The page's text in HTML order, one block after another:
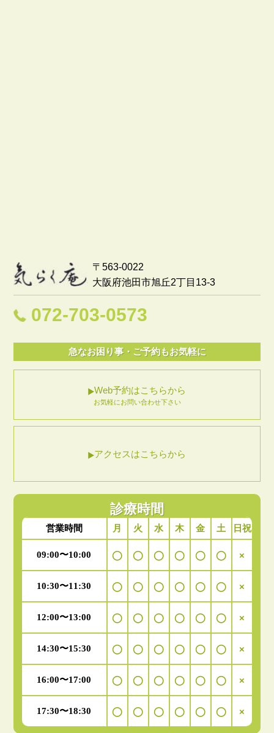
〒563-0022
大阪府池田市旭丘2丁目13-3
072-703-0573
急なお困り事・ご予約もお気軽に
Web予約はこちらから
お気軽にお問い合わせ下さい
アクセスはこちらから
診療時間
営業時間 月 火 水 木 金 土 日祝
09:00〜10:00 ◯ ◯ ◯ ◯ ◯ ◯ ×
10:30〜11:30 ◯ ◯ ◯ ◯ ◯ ◯ ×
12:00〜13:00 ◯ ◯ ◯ ◯ ◯ ◯ ×
14:30〜15:30 ◯ ◯ ◯ ◯ ◯ ◯ ×
16:00〜17:00 ◯ ◯ ◯ ◯ ◯ ◯ ×
17:30〜18:30 ◯ ◯ ◯ ◯ ◯ ◯ ×